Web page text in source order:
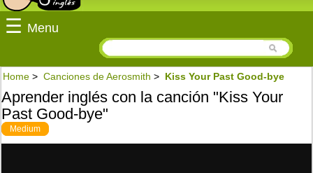
☰ Menu
Home > Canciones de Aerosmith > Kiss Your Past Good-bye
Aprender inglés con la canción "Kiss Your
Past Good-bye"
Medium